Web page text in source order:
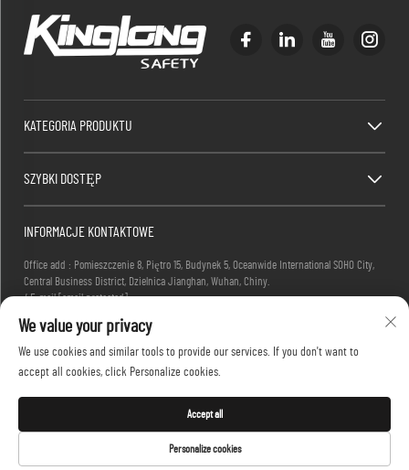
KATEGORIA PRODUKTU
SZYBKI DOSTĘP
INFORMACJE KONTAKTOWE
Office add : Pomieszczenie 8, Piętro 15, Budynek 5, Oceanwide International SOHO City,
Central Business District, Dzielnica Jianghan, Wuhan, Chiny.
/ E-mail:[email protected]
We value your privacy
We use cookies and similar tools to provide our services. If you don't want to
accept all cookies, click Personalize cookies.
Personalize cookies
Accept all